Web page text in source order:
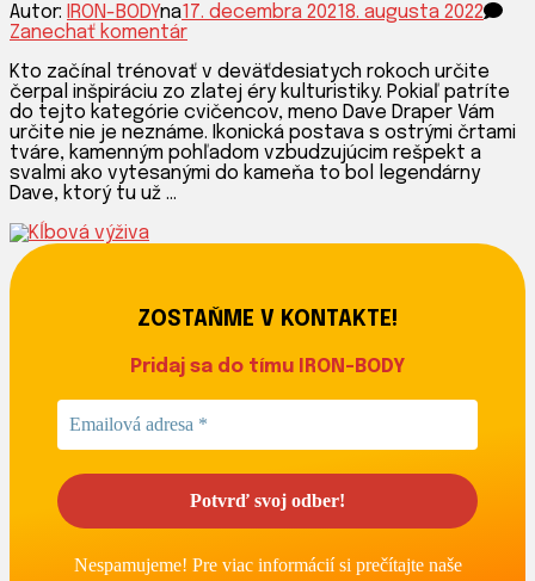
Autor: IRON-BODYna17. decembra 20218. augusta 2022
Zanechať komentárk
Dave
Drapper
–
Legenda
kulturistiky
Kto začínal trénovať v deväťdesiatych rokoch určite
čerpal inšpiráciu zo zlatej éry kulturistiky. Pokiaľ patríte
do tejto kategórie cvičencov, meno Dave Draper Vám
určite nie je neznáme. Ikonická postava s ostrými črtami
tváre, kamenným pohľadom vzbudzujúcim rešpekt a
svalmi ako vytesanými do kameňa to bol legendárny
Dave, ktorý tu už …
ZOSTAŇME V KONTAKTE!
Pridaj sa do tímu IRON-BODY
Nespamujeme! Pre viac informácií si prečítajte naše